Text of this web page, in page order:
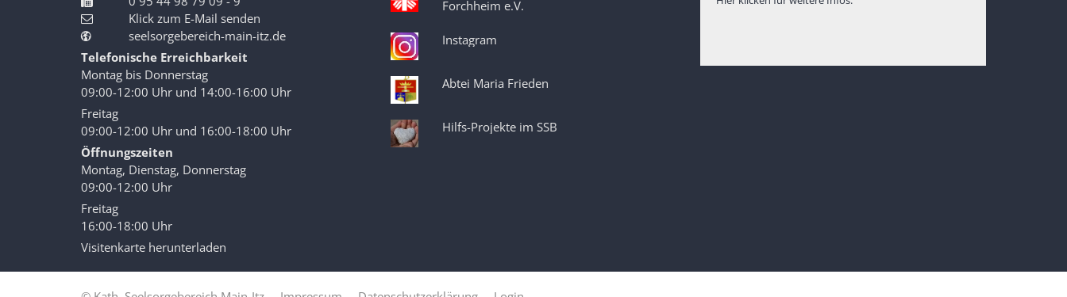
Klick zum E-Mail senden
seelsorgebereich-main-itz.de
Telefonische Erreichbarkeit
Montag bis Donnerstag
09:00-12:00 Uhr und 14:00-16:00 Uhr
Freitag
09:00-12:00 Uhr und 16:00-18:00 Uhr
Öffnungszeiten
Montag, Dienstag, Donnerstag
09:00-12:00 Uhr
Freitag
16:00-18:00 Uhr
Visitenkarte herunterladen
Forchheim e.V.
Instagram
Abtei Maria Frieden
Hilfs-Projekte im SSB